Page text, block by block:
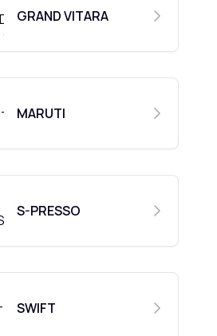
GRAND VITARA
MARUTI
S-PRESSO
SWIFT